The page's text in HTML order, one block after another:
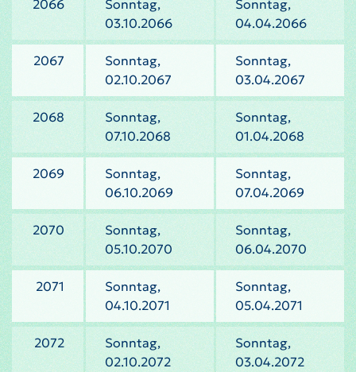
2066
Sonntag,
03.10.2066
Sonntag,
04.04.2066
2067
Sonntag,
02.10.2067
Sonntag,
03.04.2067
2068
Sonntag,
07.10.2068
Sonntag,
01.04.2068
2069
Sonntag,
06.10.2069
Sonntag,
07.04.2069
2070
Sonntag,
05.10.2070
Sonntag,
06.04.2070
2071
Sonntag,
04.10.2071
Sonntag,
05.04.2071
2072
Sonntag,
02.10.2072
Sonntag,
03.04.2072